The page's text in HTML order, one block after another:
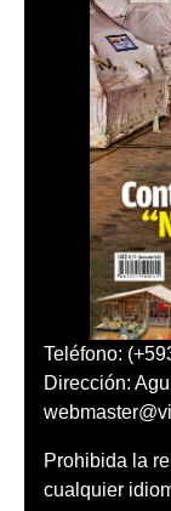
Teléfono:
Dirección:
Prohibida la
cualquier